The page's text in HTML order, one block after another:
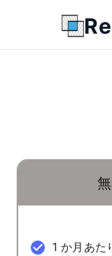
1 か月あた